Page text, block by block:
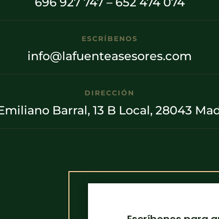
ESCRÍBENOS
info@lafuenteasesores.com
DIRECCIÓN
Barral, 13 B Local, 28043